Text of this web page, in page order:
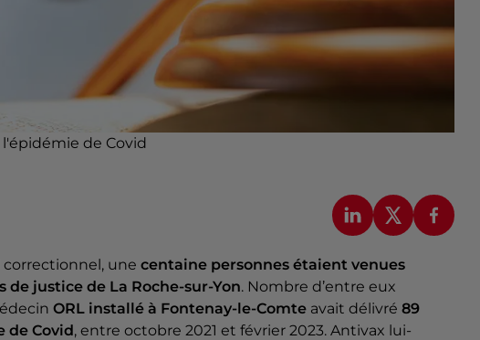
de Covid
correctionnel, une centaine personnes étaient venues
justice de La Roche-sur-Yon. Nombre d’entre eux
ORL installé à Fontenay-le-Comte avait délivré 89
de Covid, entre octobre 2021 et février 2023. Antivax lui-